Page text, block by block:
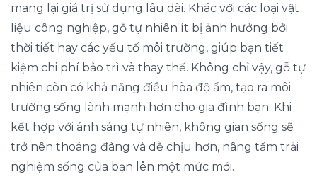
mang lại giá trị sử dụng lâu dài. Khác với các loại vật
liệu công nghiệp, gỗ tự nhiên ít bị ảnh hưởng bởi
thời tiết hay các yếu tố môi trường, giúp bạn tiết
kiệm chi phí bảo trì và thay thế. Không chỉ vậy, gỗ tự
nhiên còn có khả năng điều hòa độ ẩm, tạo ra môi
trường sống lành mạnh hơn cho gia đình bạn. Khi
kết hợp với ánh sáng tự nhiên, không gian sống sẽ
trở nên thoáng đãng và dễ chịu hơn, nâng tầm trải
nghiệm sống của bạn lên một mức mới.